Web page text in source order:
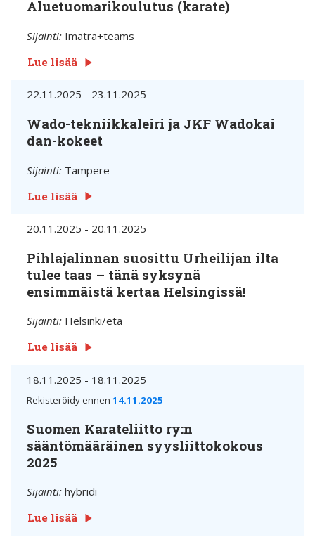
Aluetuomarikoulutus (karate)
Sijainti: Imatra+teams
Lue lisää
22.11.2025 - 23.11.2025
Wado-tekniikkaleiri ja JKF Wadokai
dan-kokeet
Sijainti: Tampere
Lue lisää
20.11.2025 - 20.11.2025
Pihlajalinnan suosittu Urheilijan ilta
tulee taas – tänä syksynä
ensimmäistä kertaa Helsingissä!
Sijainti: Helsinki/etä
Lue lisää
18.11.2025 - 18.11.2025
Rekisteröidy ennen 14.11.2025
Suomen Karateliitto ry:n
sääntömääräinen syysliittokokous
2025
Sijainti: hybridi
Lue lisää